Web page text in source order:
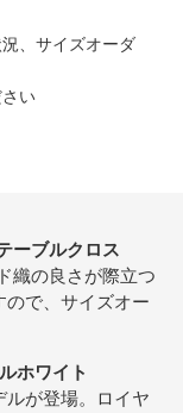
、サイズオーダ
い
ーブルクロス
織の良さが際立つ
ので、サイズオー
ホワイト
ルが登場。ロイヤ